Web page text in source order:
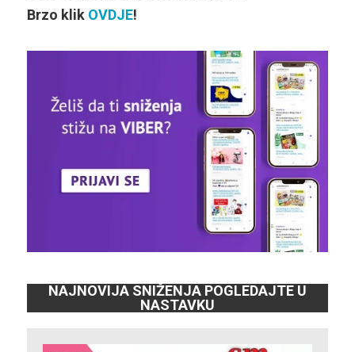
Brzo klik OVDJE!
NAJNOVIJA SNIŽENJA POGLEDAJTE U
NASTAVKU